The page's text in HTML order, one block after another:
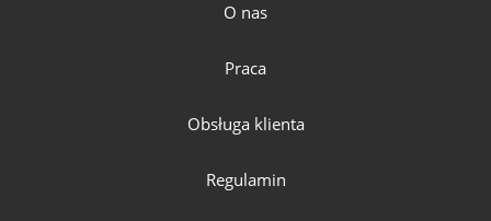
O nas
Praca
Obsługa klienta
Regulamin